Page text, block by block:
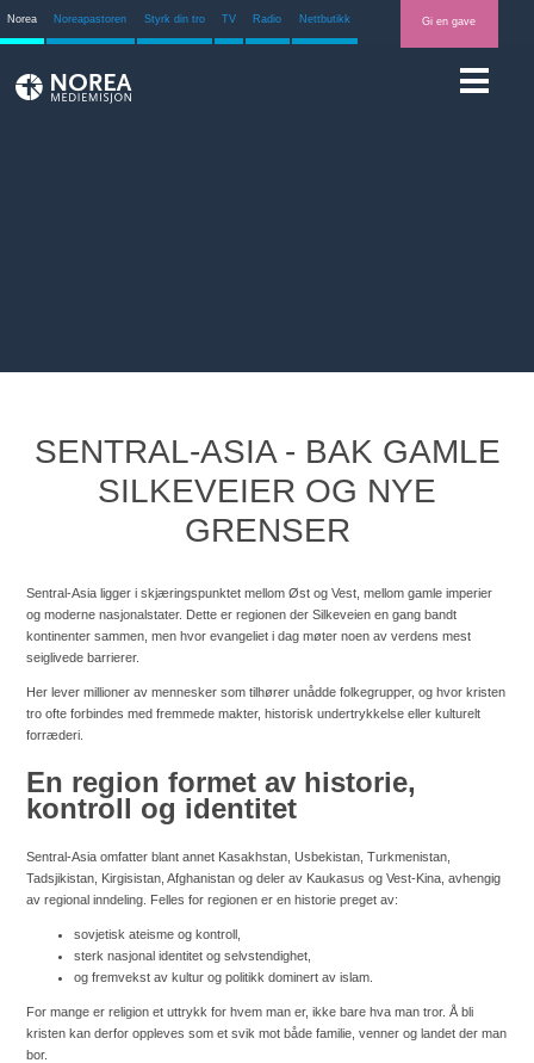
Norea Noreapastoren Styrk din tro TV Radio Nettbutikk Gi en gave
SENTRAL-ASIA - BAK GAMLE
SILKEVEIER OG NYE
GRENSER
Sentral-Asia ligger i skjæringspunktet mellom Øst og Vest, mellom gamle imperier
og moderne nasjonalstater. Dette er regionen der Silkeveien en gang bandt
kontinenter sammen, men hvor evangeliet i dag møter noen av verdens mest
seiglivede barrierer.
Her lever millioner av mennesker som tilhører unådde folkegrupper, og hvor kristen
tro ofte forbindes med fremmede makter, historisk undertrykkelse eller kulturelt
forræderi.
En region formet av historie,
kontroll og identitet
Sentral-Asia omfatter blant annet Kasakhstan, Usbekistan, Turkmenistan,
Tadsjikistan, Kirgisistan, Afghanistan og deler av Kaukasus og Vest-Kina, avhengig
av regional inndeling. Felles for regionen er en historie preget av:
sovjetisk ateisme og kontroll,
sterk nasjonal identitet og selvstendighet,
og fremvekst av kultur og politikk dominert av islam.
For mange er religion et uttrykk for hvem man er, ikke bare hva man tror. Å bli
kristen kan derfor oppleves som et svik mot både familie, venner og landet der man
bor.